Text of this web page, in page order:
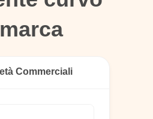
curvo
Commerciali